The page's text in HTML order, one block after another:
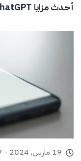
أحدث مزايا ChatGPT وكيفية الاستفادة منها
19 مارس, 2024 - 03:37 م